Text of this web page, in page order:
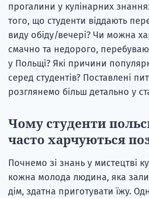
прогалини у кулінарних
того, що студенти віддають
виду обіду/вечері? Чи можна
смачно та недорого,
у Польщі? Які причини
серед студентів? Поставлені
розглянемо більш детально у
Чому студенти
часто харчуються
Почнемо зі знань у мистецтві
кожна молода людина, яка
дім, здатна приготувати їжу.